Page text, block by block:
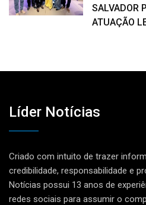
SALVADOR
ATUAÇÃO
Líder Notícias
Criado com intuito de trazer
credibilidade, responsabilidade e
Notícias possui 13 anos de
redes sociais para assumir o